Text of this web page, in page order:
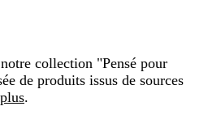
collection "Pensé pour
de produits issus de sources
.